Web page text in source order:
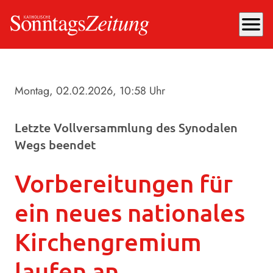
menu
Montag, 02.02.2026, 10:58 Uhr
Letzte Vollversammlung des Synodalen
Wegs beendet
Vorbereitungen für
ein neues nationales
Kirchengremium